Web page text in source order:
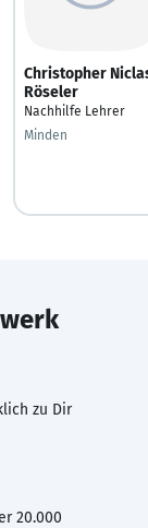
Christopher
Röseler
Nachhilfe Lehrer
Minden
zu Dir
20.000